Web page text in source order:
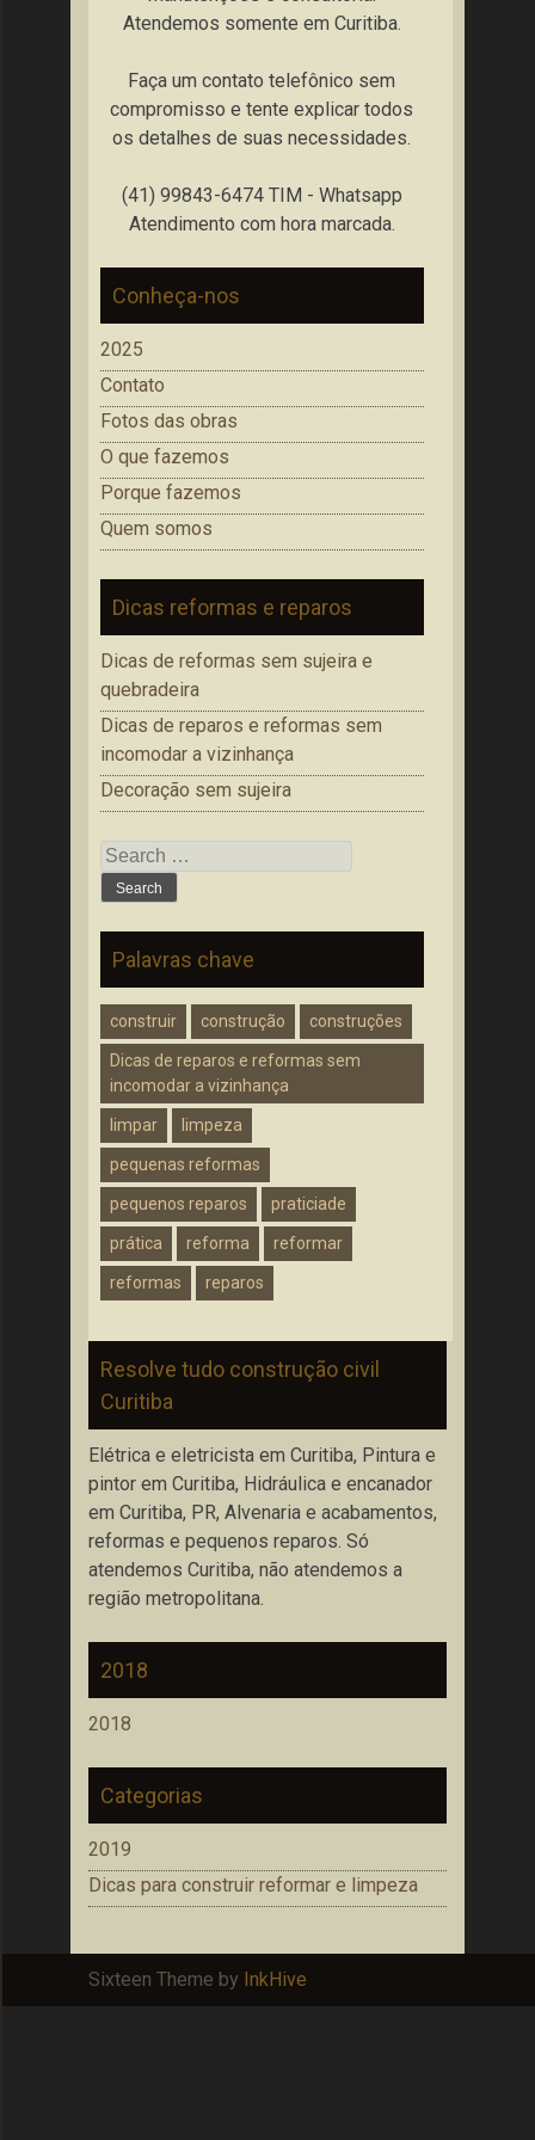
Atendemos somente em Curitiba.
Faça um contato telefônico sem
compromisso e tente explicar todos
os detalhes de suas necessidades.
(41) 99843-6474 TIM - Whatsapp
Atendimento com hora marcada.
Conheça-nos
2025
Contato
Fotos das obras
O que fazemos
Porque fazemos
Quem somos
Dicas reformas e reparos
Dicas de reformas sem sujeira e
quebradeira
Dicas de reparos e reformas sem
incomodar a vizinhança
Decoração sem sujeira
Search
for:
Palavras chave
construir construção construções
Dicas de reparos e reformas sem
incomodar a vizinhança
limpar limpeza
pequenas reformas
pequenos reparos praticiade
prática reforma reformar
reformas reparos
Resolve tudo construção civil
Curitiba
Elétrica e eletricista em Curitiba, Pintura e
pintor em Curitiba, Hidráulica e encanador
em Curitiba, PR, Alvenaria e acabamentos,
reformas e pequenos reparos. Só
atendemos Curitiba, não atendemos a
região metropolitana.
2018
2018
Categorias
2019
Dicas para construir reformar e limpeza
Sixteen Theme by InkHive